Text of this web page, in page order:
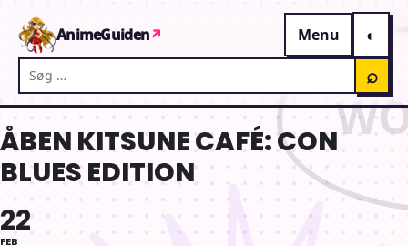
AnimeGuiden↗
Menu
Søg på AnimeGuiden
⌕
ÅBEN KITSUNE CAFÉ: CON
BLUES EDITION
22
FEB